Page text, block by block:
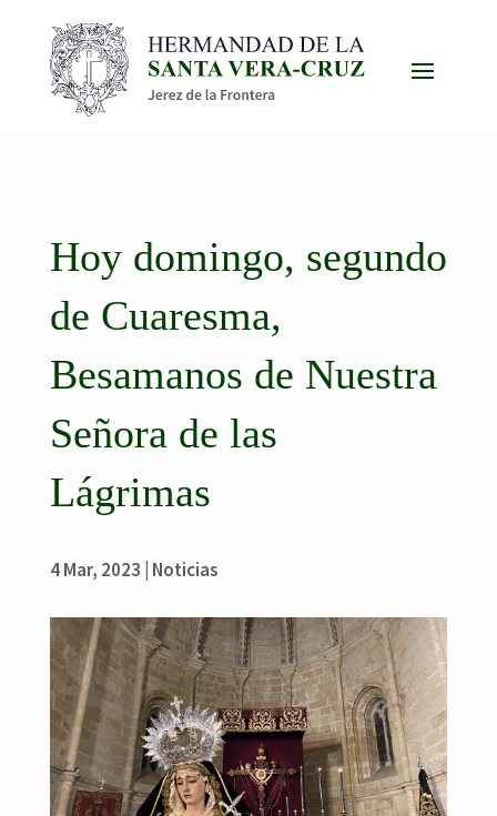
Hoy domingo, segundo
de Cuaresma,
Besamanos de Nuestra
Señora de las
Lágrimas
4 Mar, 2023 Noticias